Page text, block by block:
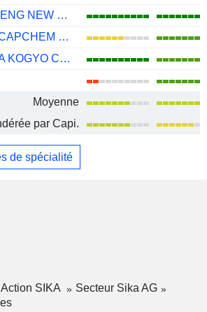
HUNAN YUNENG NEW ENERGY BATTERY MATERIAL CO.,LTD.
SHENZHEN CAPCHEM TECHNOLOGY CO., LTD.
TOKYO OHKA KOGYO CO., LTD.
Moyenne
par Capi.
de spécialité
Action SIKA
Secteur Sika AG